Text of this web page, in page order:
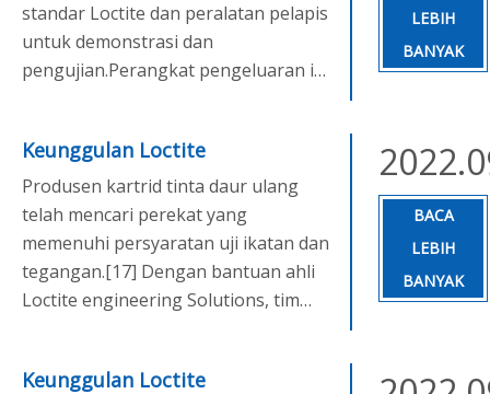
standar Loctite dan peralatan pelapis
untuk demonstrasi dan
pengujian.Perangkat pengeluaran ini
meningkatkan efisiensi jalur
produksi, membantu pelanggan
menghemat biaya.
LEBIH
BANYAK
Keunggulan Loctite
Produsen kartrid tinta daur ulang
telah mencari perekat yang
memenuhi persyaratan uji ikatan dan
tegangan.[17] Dengan bantuan ahli
Loctite engineering Solutions, tim
melapisi komponen ABS dengan
BACA
LEBIH
BANYAK
Keunggulan Loctite